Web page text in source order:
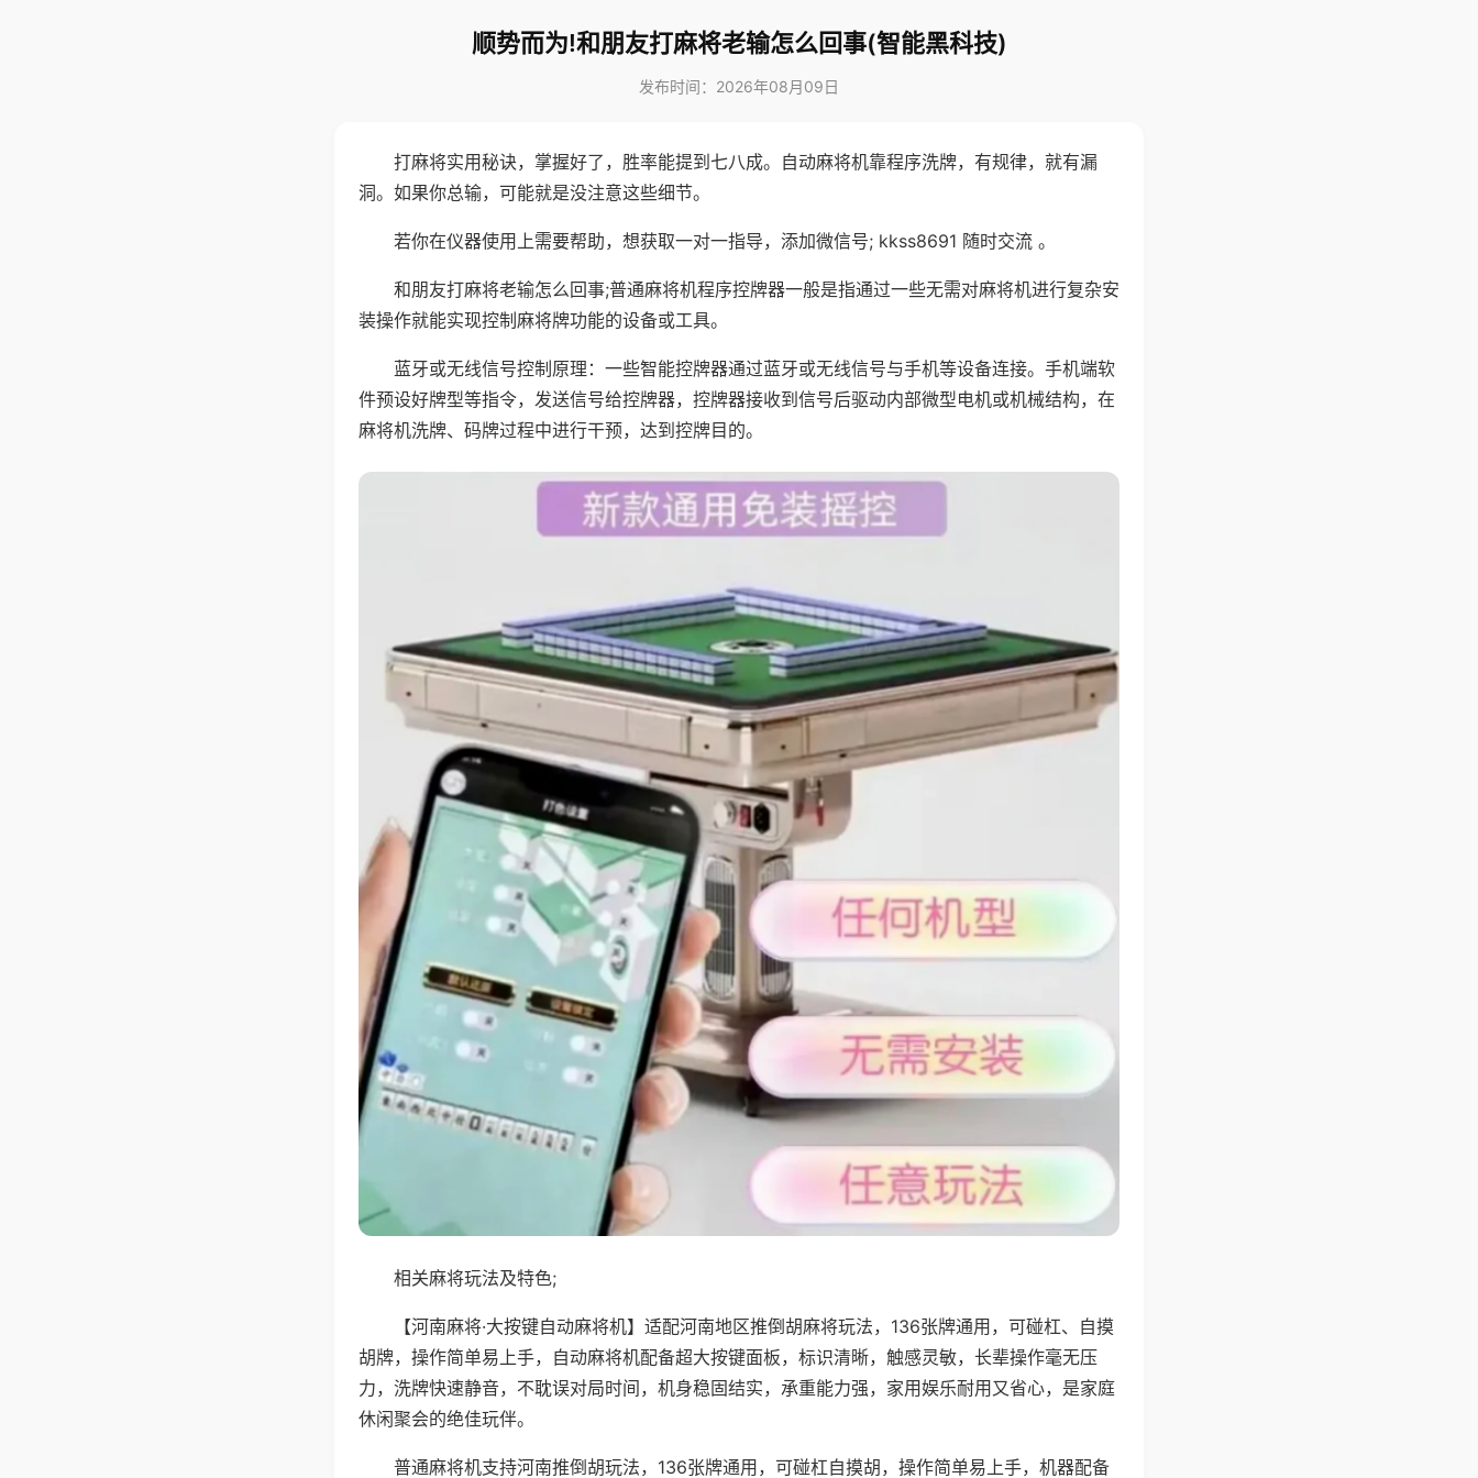
顺势而为!和朋友打麻将老输怎么回事(智能黑科技)
发布时间：2026年08月09日
打麻将实用秘诀，掌握好了，胜率能提到七八成。自动麻将机靠程序洗牌，有规律，就有漏
洞。如果你总输，可能就是没注意这些细节。
若你在仪器使用上需要帮助，想获取一对一指导，添加微信号; kkss8691 随时交流 。
和朋友打麻将老输怎么回事;普通麻将机程序控牌器一般是指通过一些无需对麻将机进行复杂安
装操作就能实现控制麻将牌功能的设备或工具。
蓝牙或无线信号控制原理：一些智能控牌器通过蓝牙或无线信号与手机等设备连接。手机端软
件预设好牌型等指令，发送信号给控牌器，控牌器接收到信号后驱动内部微型电机或机械结构，在
麻将机洗牌、码牌过程中进行干预，达到控牌目的。
相关麻将玩法及特色;
【河南麻将·大按键自动麻将机】适配河南地区推倒胡麻将玩法，136张牌通用，可碰杠、自摸
胡牌，操作简单易上手，自动麻将机配备超大按键面板，标识清晰，触感灵敏，长辈操作毫无压
力，洗牌快速静音，不耽误对局时间，机身稳固结实，承重能力强，家用娱乐耐用又省心，是家庭
休闲聚会的绝佳玩伴。
普通麻将机支持河南推倒胡玩法，136张牌通用，可碰杠自摸胡，操作简单易上手，机器配备